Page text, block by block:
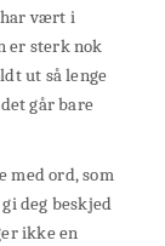
har vært i
er sterk nok
ut så lenge
går bare
med ord, som
deg beskjed
ikke en